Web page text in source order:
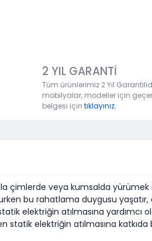
2 YIL GARANTİ
Tüm ürünlerimiz 2 Yıl
mobilyalar, modeller için
belgesi için tıklayınız.
çimlerde veya kumsalda yürümek
bu rahatlama duygusu
elektriğin atılmasına yardımcı
elektriğin atılmasına katkıda